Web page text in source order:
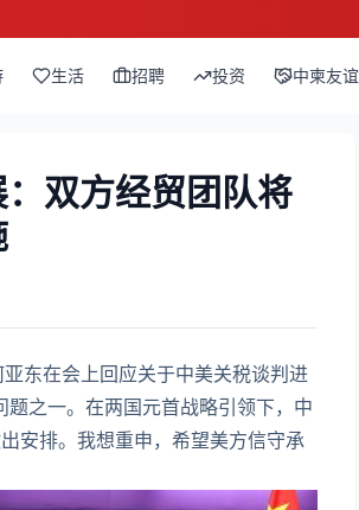
生活 招聘 投资 中柬友谊
双方经贸团队将
东在会上回应关于中美关税谈判进
之一。在两国元首战略引领下，中
安排。我想重申，希望美方信守承